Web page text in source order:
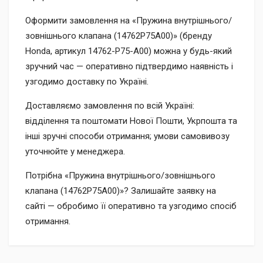
Оформити замовлення на «Пружина внутрішнього/
зовнішнього клапана (14762P75A00)» (бренду
Honda, артикул 14762-P75-A00) можна у будь-який
зручний час — оперативно підтвердимо наявність і
узгодимо доставку по Україні.
Доставляємо замовлення по всій Україні:
відділення та поштомати Нової Пошти, Укрпошта та
інші зручні способи отримання; умови самовивозу
уточнюйте у менеджера.
Потрібна «Пружина внутрішнього/зовнішнього
клапана (14762P75A00)»? Залишайте заявку на
сайті — обробимо її оперативно та узгодимо спосіб
отримання.